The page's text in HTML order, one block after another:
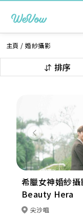
主頁 /婚紗攝影
排序
Previous
希臘女神婚紗攝
Beauty Hera
尖沙咀